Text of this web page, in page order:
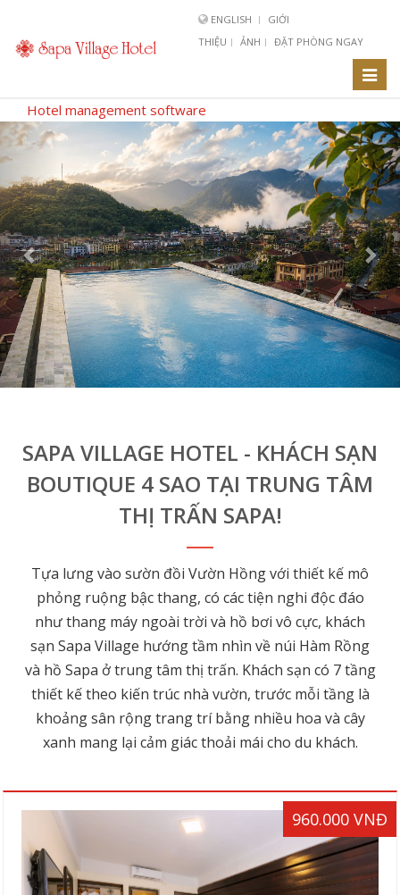
ENGLISH
GIỚI
THIỆU
ẢNH ĐẶT PHÒNG NGAY
Hotel management software
Previous
SAPA VILLAGE HOTEL - KHÁCH SẠN
BOUTIQUE 4 SAO TẠI TRUNG TÂM
THỊ TRẤN SAPA!
Tựa lưng vào sườn đồi Vườn Hồng với thiết kế mô
phỏng ruộng bậc thang, có các tiện nghi độc đáo
như thang máy ngoài trời và hồ bơi vô cực, khách
sạn Sapa Village hướng tầm nhìn về núi Hàm Rồng
và hồ Sapa ở trung tâm thị trấn. Khách sạn có 7 tầng
thiết kế theo kiến trúc nhà vườn, trước mỗi tầng là
khoảng sân rộng trang trí bằng nhiều hoa và cây
xanh mang lại cảm giác thoải mái cho du khách.
960.000 VNĐ